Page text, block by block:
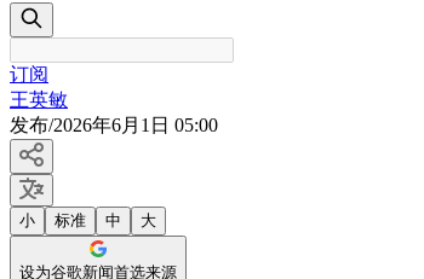
订阅
王英敏
发布/2026年6月1日 05:00
小 标准 中 大
设为谷歌新闻首选来源